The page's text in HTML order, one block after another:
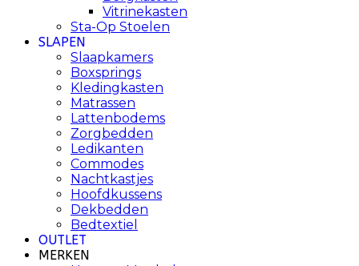
Vitrinekasten
Sta-Op Stoelen
SLAPEN
Slaapkamers
Boxsprings
Kledingkasten
Matrassen
Lattenbodems
Zorgbedden
Ledikanten
Commodes
Nachtkastjes
Hoofdkussens
Dekbedden
Bedtextiel
OUTLET
MERKEN